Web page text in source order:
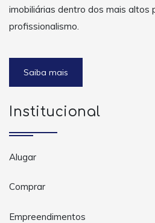
imobiliárias dentro dos mais altos
profissionalismo.
Saiba mais
Institucional
Alugar
Comprar
Empreendimentos